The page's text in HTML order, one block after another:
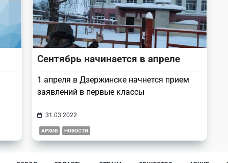
Сентябрь начинается в апреле
1 апреля в Дзержинске начнется прием
заявлений в первые классы
31.03.2022
АРХИВ НОВОСТИ